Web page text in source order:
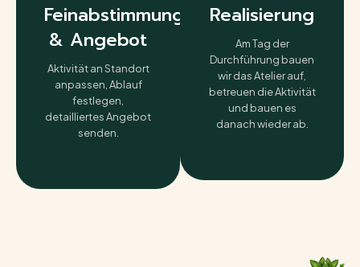
Feinabstimmung
& Angebot
Aktivität an Standort
anpassen, Ablauf
festlegen,
detailliertes Angebot
senden.
Realisierung
Am Tag der
Durchführung bauen
wir das Atelier auf,
betreuen die Aktivität
und bauen es
danach wieder ab.